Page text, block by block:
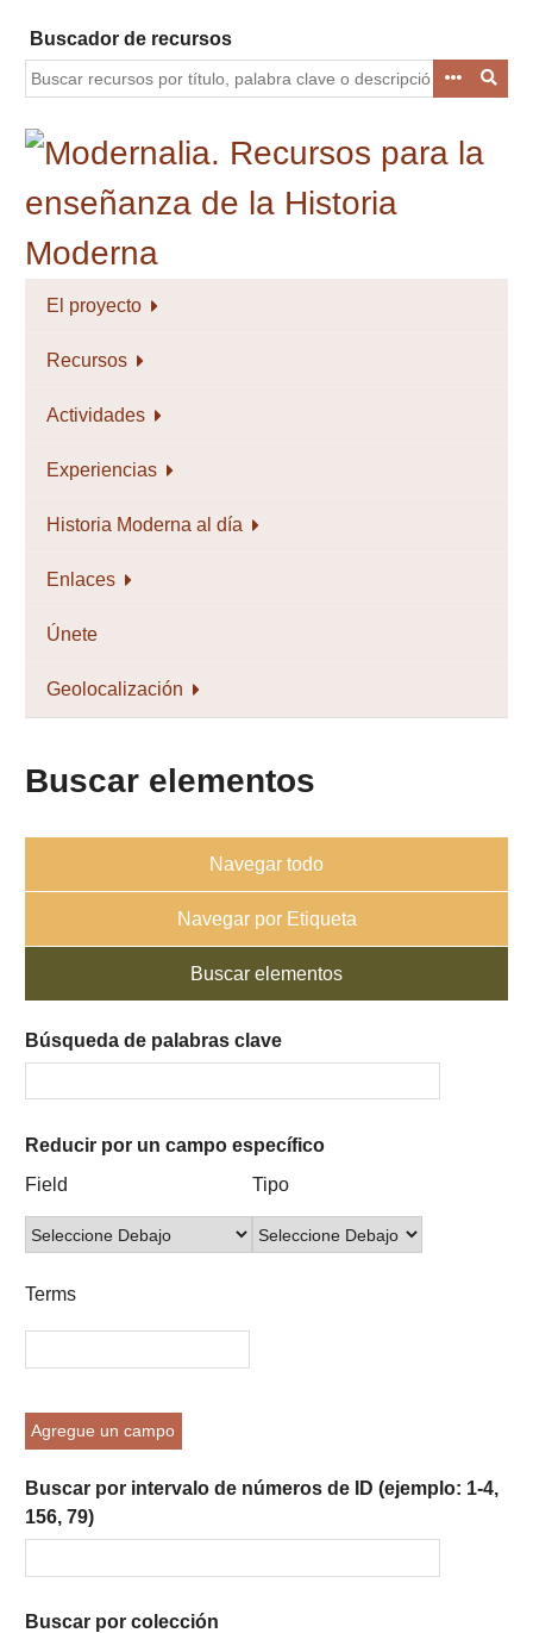
contenido
principal
Buscador de recursos
El proyecto
Recursos
Actividades
Experiencias
Historia Moderna al día
Enlaces
Únete
Geolocalización
Buscar elementos
Navegar todo
Navegar por Etiqueta
Buscar elementos
Búsqueda de palabras clave
of
rows
in
por
un
campo
Reducir por un campo específico
Campo
búsqueda
Tipo
búsqueda
Términos
búsqueda
Ensamblador
Búsqueda
Field Tipo
Terms
Agregue un campo
Buscar por intervalo de números de ID (ejemplo: 1-4,
156, 79)
Buscar por colección